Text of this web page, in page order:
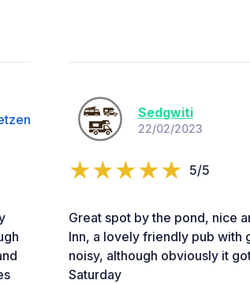
Sedgwiti
22/02/2023
5/5
Great spot by the pond, nice
Inn, a lovely friendly pub with
noisy, although obviously it
Saturday